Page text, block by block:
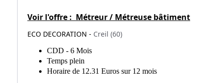
Voir l'offre : Métreur / Métreuse bâtiment
ECO DECORATION - Creil (60)
CDD - 6 Mois
Temps plein
Horaire de 12.31 Euros sur 12 mois